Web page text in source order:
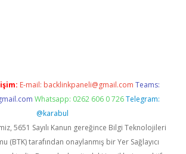
E-mail: backlinkpaneli@gmail.com Teams:
Whatsapp: 0262 606 0 726 Telegram:
@karabul
5651 Sayılı Kanun gereğince Bilgi Teknolojileri
(BTK) tarafından onaylanmış bir Yer Sağlayıcı